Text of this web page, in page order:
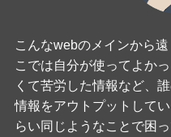
こんなwebのメインから
こでは自分が使ってよか
くて苦労した情報など、
情報をアウトプットして
らい同じようなことで困